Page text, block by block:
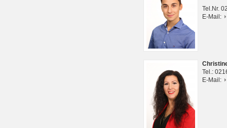
Tel.Nr.
E-Mail:
Tel.:
E-Mail: